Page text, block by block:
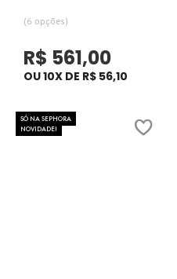
ISSEY MIYAKE
(6 opções)
R$ 561,00
OU 10X DE R$ 56,10
SÓ NA SEPHORA
NOVIDADE!